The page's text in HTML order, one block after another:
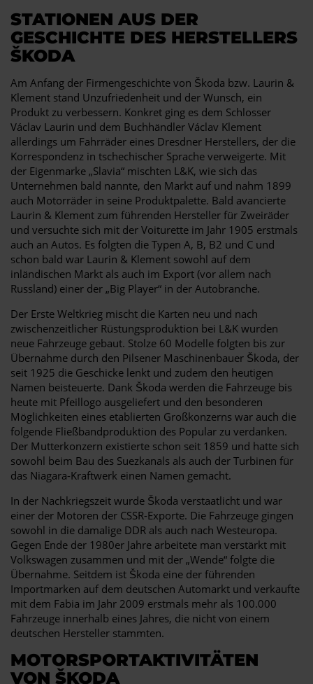
STATIONEN AUS DER
GESCHICHTE DES HERSTELLERS
ŠKODA
Am Anfang der Firmengeschichte von Škoda bzw. Laurin &
Klement stand Unzufriedenheit und der Wunsch, ein
Produkt zu verbessern. Konkret ging es dem Schlosser
Václav Laurin und dem Buchhändler Václav Klement
allerdings um Fahrräder eines Dresdner Herstellers, der die
Korrespondenz in tschechischer Sprache verweigerte. Mit
der Eigenmarke „Slavia“ mischten L&K, wie sich das
Unternehmen bald nannte, den Markt auf und nahm 1899
auch Motorräder in seine Produktpalette. Bald avancierte
Laurin & Klement zum führenden Hersteller für Zweiräder
und versuchte sich mit der Voiturette im Jahr 1905 erstmals
auch an Autos. Es folgten die Typen A, B, B2 und C und
schon bald war Laurin & Klement sowohl auf dem
inländischen Markt als auch im Export (vor allem nach
Russland) einer der „Big Player“ in der Autobranche.
Der Erste Weltkrieg mischt die Karten neu und nach
zwischenzeitlicher Rüstungsproduktion bei L&K wurden
neue Fahrzeuge gebaut. Stolze 60 Modelle folgten bis zur
Übernahme durch den Pilsener Maschinenbauer Škoda, der
seit 1925 die Geschicke lenkt und zudem den heutigen
Namen beisteuerte. Dank Škoda werden die Fahrzeuge bis
heute mit Pfeillogo ausgeliefert und den besonderen
Möglichkeiten eines etablierten Großkonzerns war auch die
folgende Fließbandproduktion des Popular zu verdanken.
Der Mutterkonzern existierte schon seit 1859 und hatte sich
sowohl beim Bau des Suezkanals als auch der Turbinen für
das Niagara-Kraftwerk einen Namen gemacht.
In der Nachkriegszeit wurde Škoda verstaatlicht und war
einer der Motoren der CSSR-Exporte. Die Fahrzeuge gingen
sowohl in die damalige DDR als auch nach Westeuropa.
Gegen Ende der 1980er Jahre arbeitete man verstärkt mit
Volkswagen zusammen und mit der „Wende“ folgte die
Übernahme. Seitdem ist Škoda eine der führenden
Importmarken auf dem deutschen Automarkt und verkaufte
mit dem Fabia im Jahr 2009 erstmals mehr als 100.000
Fahrzeuge innerhalb eines Jahres, die nicht von einem
deutschen Hersteller stammten.
MOTORSPORTAKTIVITÄTEN
VON ŠKODA